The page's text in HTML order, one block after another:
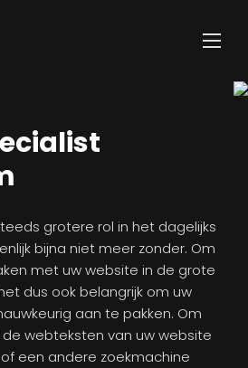
grotere rol in het dagelijks
bijna niet meer zonder. Om
met uw website in de grote
dus ook belangrijk om uw
aan te pakken. Om
webteksten van uw website
een andere zoekmachine